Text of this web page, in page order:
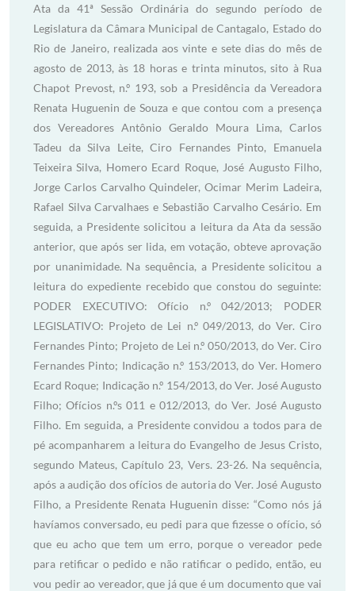
Ata da 41ª Sessão Ordinária do segundo período de
Legislatura da Câmara Municipal de Cantagalo, Estado do
Rio de Janeiro, realizada aos vinte e sete dias do mês de
agosto de 2013, às 18 horas e trinta minutos, sito à Rua
Chapot Prevost, n.º 193, sob a Presidência da Vereadora
Renata Huguenin de Souza e que contou com a presença
dos Vereadores Antônio Geraldo Moura Lima, Carlos
Tadeu da Silva Leite, Ciro Fernandes Pinto, Emanuela
Teixeira Silva, Homero Ecard Roque, José Augusto Filho,
Jorge Carlos Carvalho Quindeler, Ocimar Merim Ladeira,
Rafael Silva Carvalhaes e Sebastião Carvalho Cesário. Em
seguida, a Presidente solicitou a leitura da Ata da sessão
anterior, que após ser lida, em votação, obteve aprovação
por unanimidade. Na sequência, a Presidente solicitou a
leitura do expediente recebido que constou do seguinte:
PODER EXECUTIVO: Ofício n.º 042/2013; PODER
LEGISLATIVO: Projeto de Lei n.º 049/2013, do Ver. Ciro
Fernandes Pinto; Projeto de Lei n.º 050/2013, do Ver. Ciro
Fernandes Pinto; Indicação n.º 153/2013, do Ver. Homero
Ecard Roque; Indicação n.º 154/2013, do Ver. José Augusto
Filho; Ofícios n.ºs 011 e 012/2013, do Ver. José Augusto
Filho. Em seguida, a Presidente convidou a todos para de
pé acompanharem a leitura do Evangelho de Jesus Cristo,
segundo Mateus, Capítulo 23, Vers. 23-26. Na sequência,
após a audição dos ofícios de autoria do Ver. José Augusto
Filho, a Presidente Renata Huguenin disse: “Como nós já
havíamos conversado, eu pedi para que fizesse o ofício, só
que eu acho que tem um erro, porque o vereador pede
para retificar o pedido e não ratificar o pedido, então, eu
vou pedir ao vereador, que já que é um documento que vai